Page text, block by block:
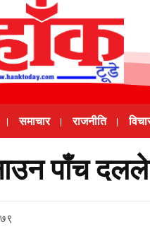
समाचार राजनीति
पाँच